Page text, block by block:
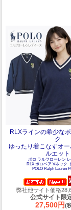
RLXラインの希少な
ク
ゆったり着こなすオ
ルエット
ポロ ラルフローレン
RLX ポロベア Vネック
POLO Ralph Lauren
弊社他サイト価格
公式サイト限
27,500円(